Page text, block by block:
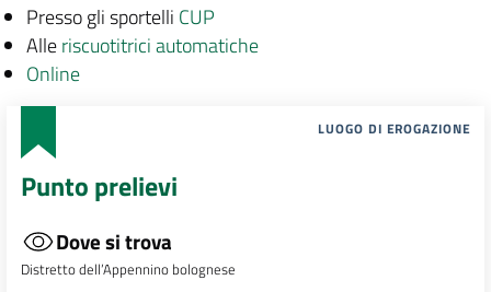
Presso gli sportelli CUP
Alleriscuotitrici automatiche
Online
LUOGO DI EROGAZIONE
Punto prelievi
Dove si trova
Distretto dell’Appennino bolognese